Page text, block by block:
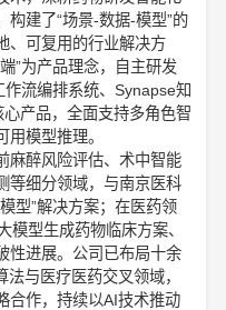
构建了“场景-数据-模型”的
、可复用的行业解决方
”为产品理念，自主研发
作流编排系统、Synapse知
产品，全面支持多角色智
模型推理。
麻醉风险评估、术中智能
等细分领域，与南京医科
型”解决方案；在医药领
模型生成药物临床方案、
性进展。公司已布局十余
与医疗医药交叉领域，
合作，持续以AI技术推动